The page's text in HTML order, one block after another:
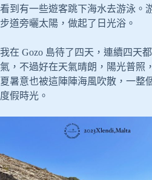
看到有一些遊客跳下海水去游泳。
步道旁曬太陽，做起了日光浴。
我在 Gozo 島待了四天，連續四天
氣，不過好在天氣晴朗，陽光普照
夏暑意也被這陣陣海風吹散，一整
度假時光。